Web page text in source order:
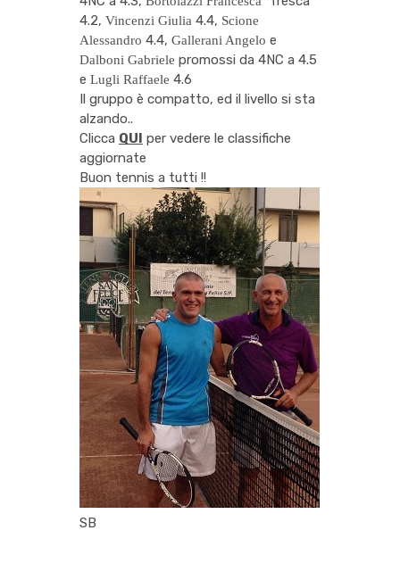
4.2, Vincenzi Giulia 4.4, Scione
Alessandro 4.4, Gallerani Angelo e
Dalboni Gabriele promossi da 4NC a 4.5
e Lugli Raffaele 4.6
Il gruppo è compatto, ed il livello si sta
alzando..
Clicca QUI per vedere le classifiche
aggiornate
Buon tennis a tutti !!
SB